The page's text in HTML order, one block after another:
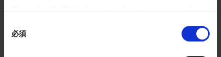
We work with18 third partieswho may receive and
必須
重量：20kg以内
サイズ：バイク便荷箱（58 × 45 × 40cm）に収納できる
大きさ